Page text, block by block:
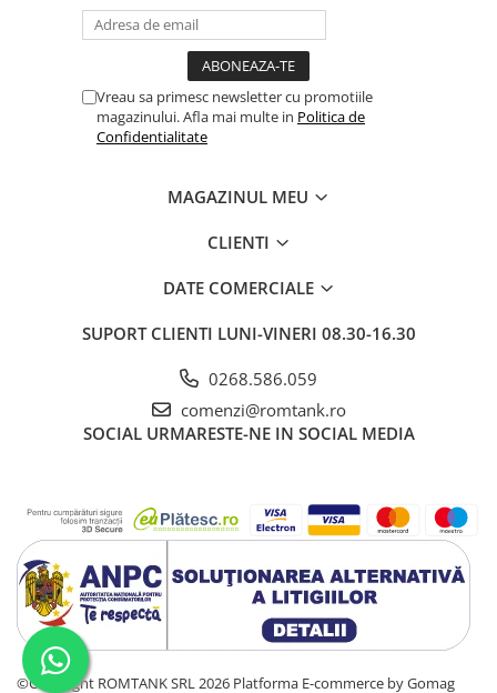
Vreau sa primesc newsletter cu promotiile
magazinului. Afla mai multe in Politica de
Confidentialitate
MAGAZINUL MEU
CLIENTI
DATE COMERCIALE
SUPORT CLIENTI LUNI-VINERI 08.30-16.30
0268.586.059
comenzi@romtank.ro
SOCIAL URMARESTE-NE IN SOCIAL MEDIA
©Copyright ROMTANK SRL 2026 Platforma E-commerce by Gomag